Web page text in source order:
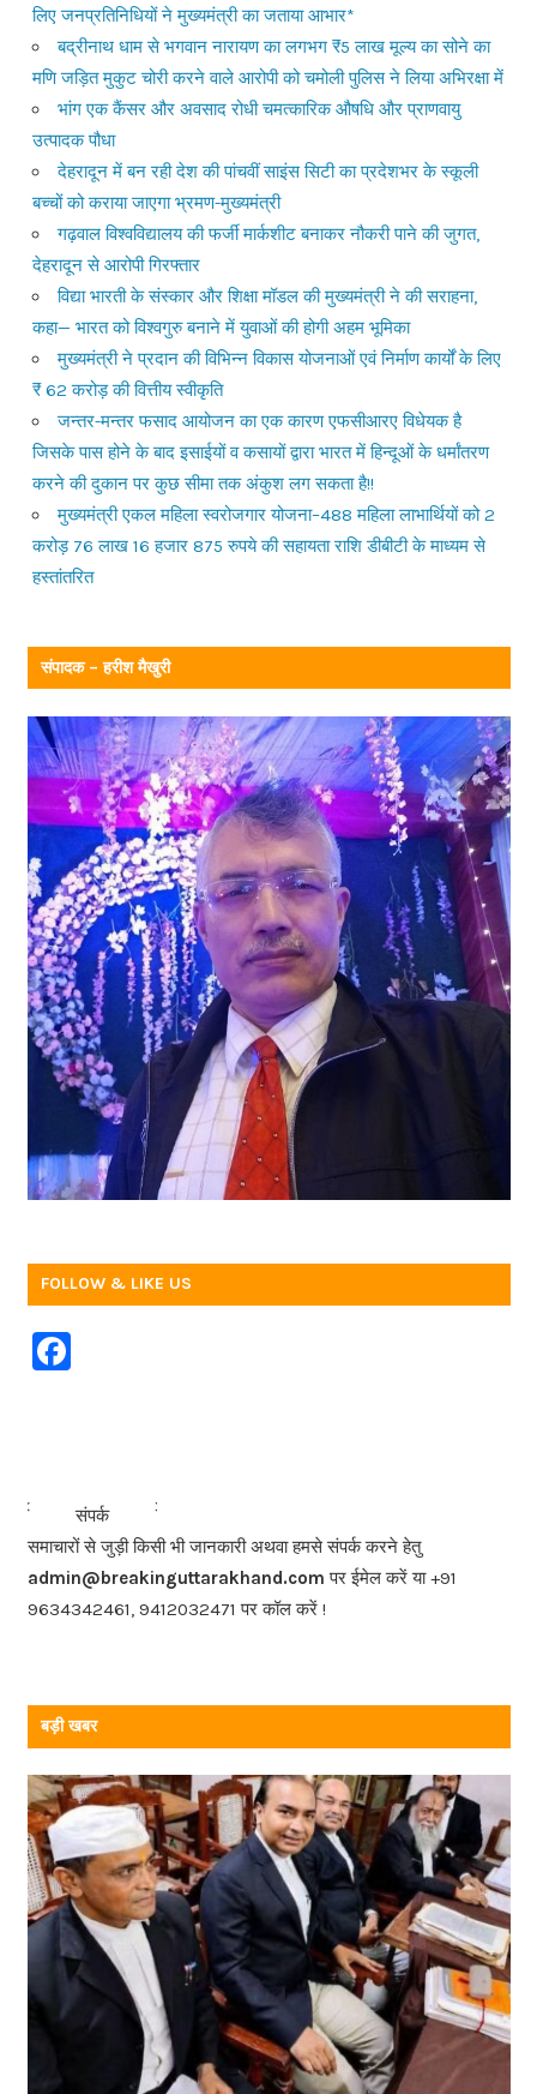
लिए जनप्रतिनिधियों ने मुख्यमंत्री का जताया आभार*
बद्रीनाथ धाम से भगवान नारायण का लगभग ₹5 लाख मूल्य का सोने का
मणि जड़ित मुकुट चोरी करने वाले आरोपी को चमोली पुलिस ने लिया अभिरक्षा में
भांग एक कैंसर और अवसाद रोधी चमत्कारिक औषधि और प्राणवायु
उत्पादक पौधा
देहरादून में बन रही देश की पांचवीं साइंस सिटी का प्रदेशभर के स्कूली
बच्चों को कराया जाएगा भ्रमण-मुख्यमंत्री
गढ़वाल विश्वविद्यालय की फर्जी मार्कशीट बनाकर नौकरी पाने की जुगत,
देहरादून से आरोपी गिरफ्तार
विद्या भारती के संस्कार और शिक्षा मॉडल की मुख्यमंत्री ने की सराहना,
कहा— भारत को विश्वगुरु बनाने में युवाओं की होगी अहम भूमिका
मुख्यमंत्री ने प्रदान की विभिन्न विकास योजनाओं एवं निर्माण कार्यों के लिए
₹ 62 करोड़ की वित्तीय स्वीकृति
जन्तर-मन्तर फसाद आयोजन का एक कारण एफसीआरए विधेयक है
जिसके पास होने के बाद इसाईयों व कसायों द्वारा भारत में हिन्दूओं के धर्मांतरण
करने की दुकान पर कुछ सीमा तक अंकुश लग सकता है!!
मुख्यमंत्री एकल महिला स्वरोजगार योजना–488 महिला लाभार्थियों को 2
करोड़ 76 लाख 16 हजार 875 रुपये की सहायता राशि डीबीटी के माध्यम से
हस्तांतरित
संपादक – हरीश मैखुरी
FOLLOW & LIKE US
F
b
o
o
k
<<< संपर्क
>>>
समाचारों से जुड़ी किसी भी जानकारी अथवा हमसे संपर्क करने हेतु
admin@breakinguttarakhand.com पर ईमेल करें या +91
9634342461, 9412032471 पर कॉल करें !
बड़ी खबर